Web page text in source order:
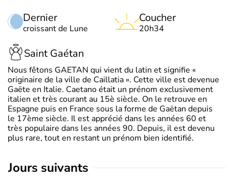
Dernier
croissant de Lune
Coucher
20h34
Saint Gaétan
Nous fêtons GAETAN qui vient du latin et signifie «
originaire de la ville de Caillatia ». Cette ville est devenue
Gaëte en Italie. Caetano était un prénom exclusivement
italien et très courant au 15è siècle. On le retrouve en
Espagne puis en France sous la forme de Gaëtan depuis
le 17ème siècle. Il est apprécié dans les années 60 et
très populaire dans les années 90. Depuis, il est devenu
plus rare, tout en restant un prénom bien identifié.
jours suivants